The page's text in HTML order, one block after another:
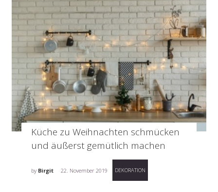
Küche zu Weihnachten schmücken
und äußerst gemütlich machen
by Birgit 22. November 2019 DEKORATION